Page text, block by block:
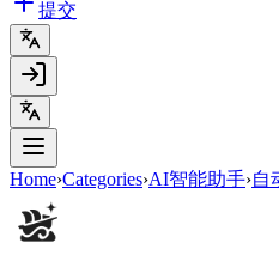
提交
Home›Categories›AI智能助手›自